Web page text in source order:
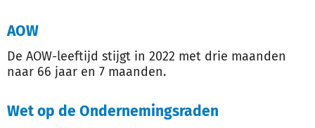
AOW
De AOW-leeftijd stijgt in 2022 met drie maanden
naar 66 jaar en 7 maanden.
Wet op de Ondernemingsraden